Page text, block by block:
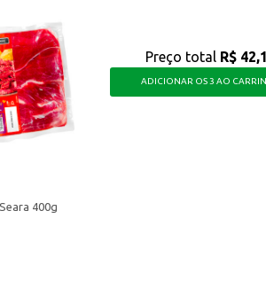
400g
Preço total R$
ADICIONAR OS 3 AO